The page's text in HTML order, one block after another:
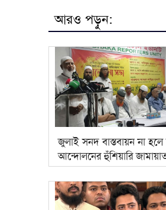
আরও পড়ুন:
জুলাই সনদ বাস্তবায়ন না
আন্দোলনের হুঁশিয়ারি